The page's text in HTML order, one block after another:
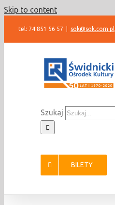
Skip to content
tel: 74 851 56 57 sok@sok.com.pl
Szukaj
BILETY